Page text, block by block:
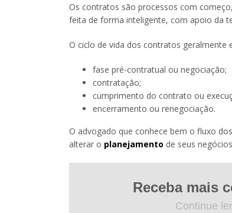
Os contratos são processos com
feita de forma inteligente, com apoio da
O ciclo de vida dos contratos geralmente
fase pré-contratual ou negociação;
contratação;
cumprimento do contrato ou
encerramento ou renegociação.
O advogado que conhece bem o fluxo
alterar o planejamento de seus
Receba mais
Continue